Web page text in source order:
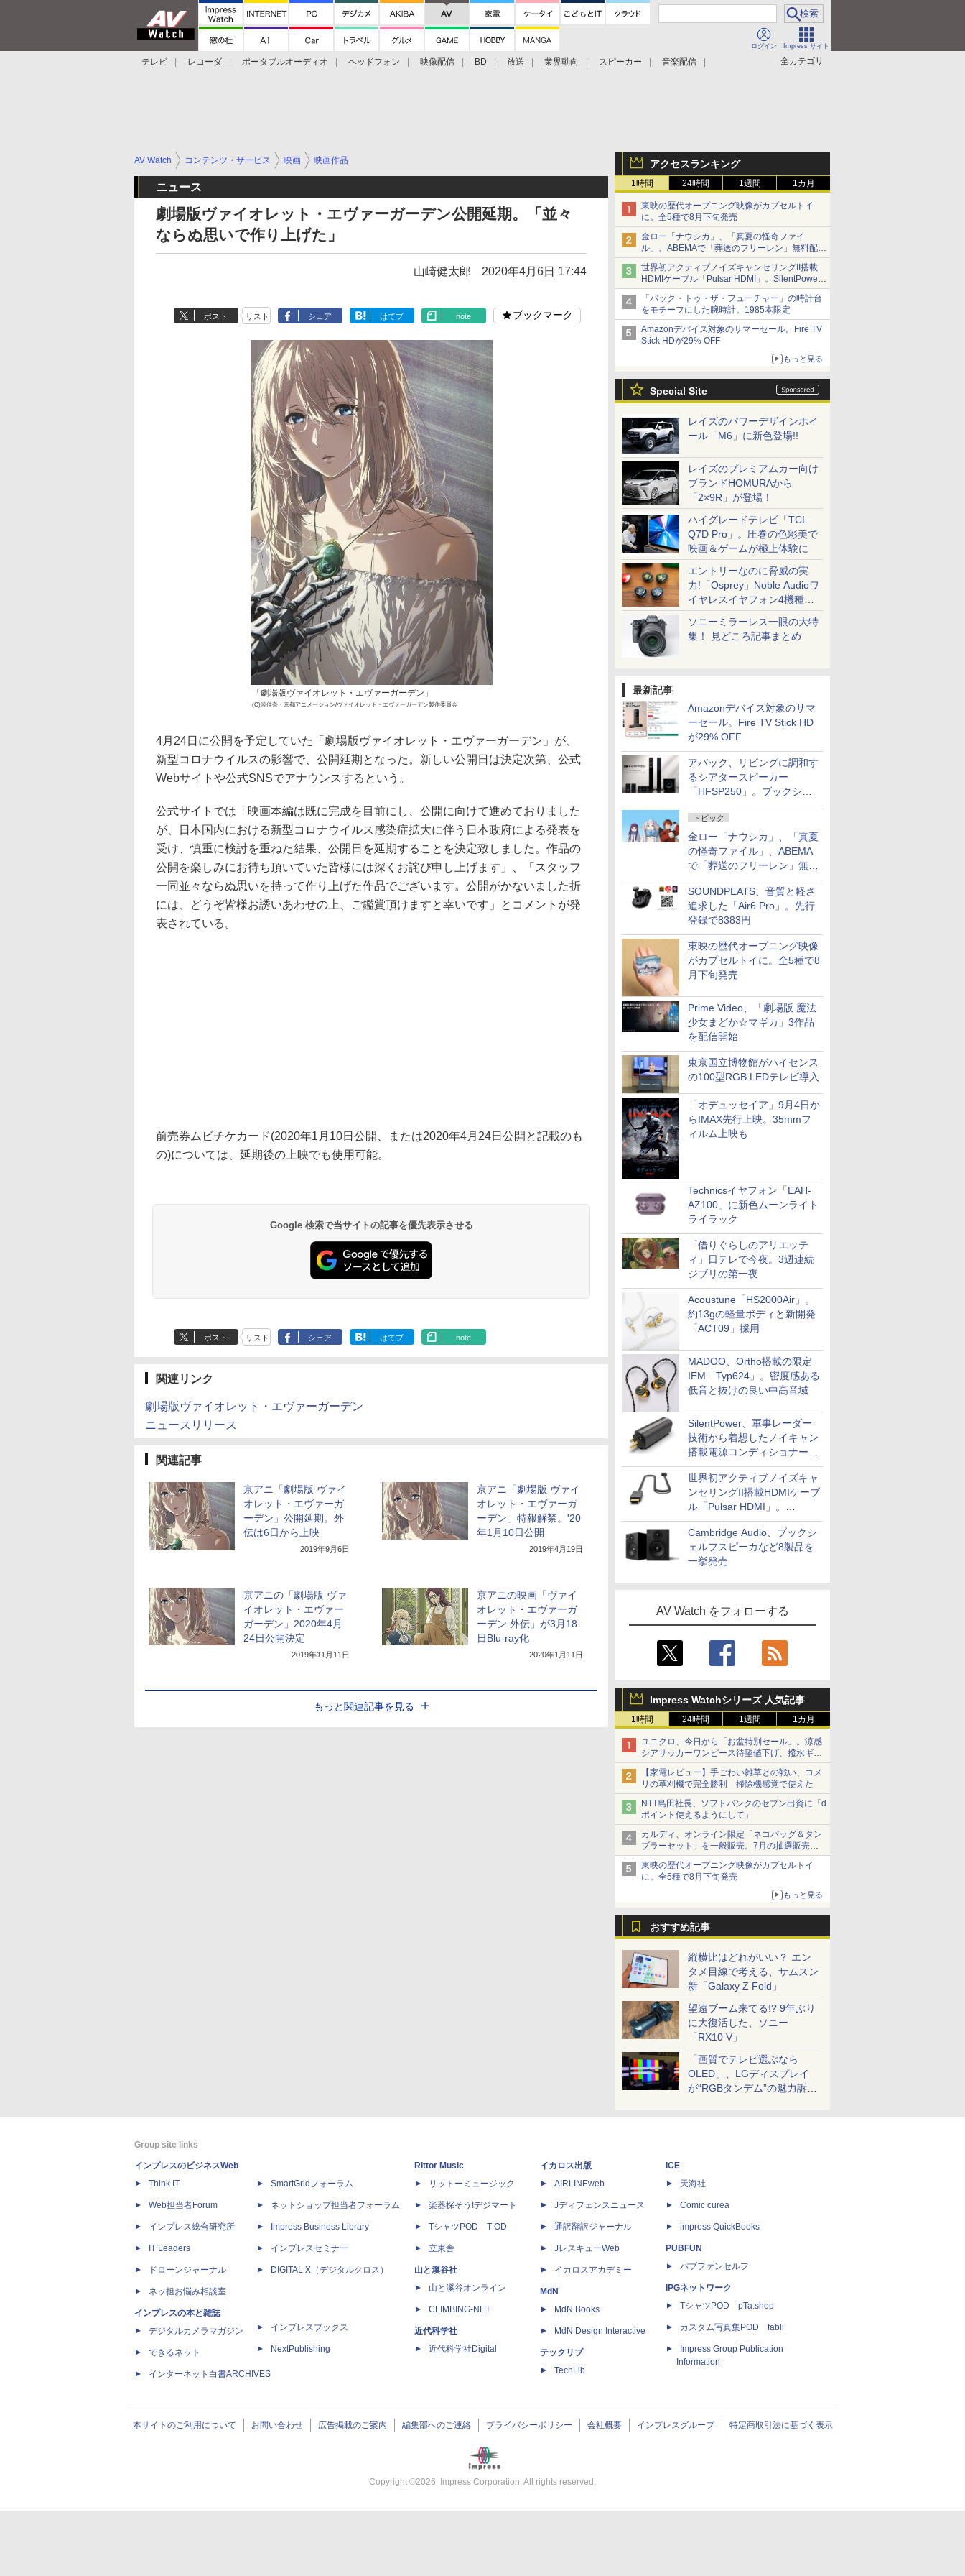
ログイン Impress サイト
全カテゴリ
テレビ レコーダ ポータブルオーディオ ヘッドフォン 映像配信 BD 放送 業界動向 スピーカー
音楽配信
アクセスランキング
1時間 24時間 1週間 1カ月
東映の歴代オープニング映像がカプセルトイ
に。全5種で8月下旬発売
金ロー「ナウシカ」、「真夏の怪奇ファイ
ル」、ABEMAで「葬送のフリーレン」無料配信
など。夏の特番・配信情報
世界初アクティブノイズキャンセリングII搭載
HDMIケーブル「Pulsar HDMI」。SilentPower
から
「バック・トゥ・ザ・フューチャー」の時計台
をモチーフにした腕時計。1985本限定
Amazonデバイス対象のサマーセール。Fire TV
Stick HDが29% OFF
もっと見る
Special Site
レイズのパワーデザインホイ
ール「M6」に新色登場!!
レイズのプレミアムカー向け
ブランドHOMURAから
「2×9R」が登場！
ハイグレードテレビ「TCL
Q7D Pro」。圧巻の色彩美で
映画＆ゲームが極上体験に
エントリーなのに脅威の実
力!「Osprey」Noble Audioワ
イヤレスイヤフォン4機種を
一気に聴く
ソニーミラーレス一眼の大特
集！ 見どころ記事まとめ
最新記事
Amazonデバイス対象のサマ
ーセール。Fire TV Stick HD
が29% OFF
アバック、リビングに調和す
るシアタースピーカー
「HFSP250」。ブックシェ
ルフはペア3万円以下
トピック
金ロー「ナウシカ」、「真夏
の怪奇ファイル」、ABEMA
で「葬送のフリーレン」無料
配信など。夏の特番・配信情
報
SOUNDPEATS、音質と軽さ
追求した「Air6 Pro」。先行
登録で8383円
東映の歴代オープニング映像
がカプセルトイに。全5種で8
月下旬発売
Prime Video、「劇場版 魔法
少女まどか☆マギカ」3作品
を配信開始
東京国立博物館がハイセンス
の100型RGB LEDテレビ導入
「オデュッセイア」9月4日か
らIMAX先行上映。35mmフ
ィルム上映も
Technicsイヤフォン「EAH-
AZ100」に新色ムーンライト
ライラック
「借りぐらしのアリエッテ
ィ」日テレで今夜。3週連続
ジブリの第一夜
Acoustune「HS2000Air」。
約13gの軽量ボディと新開発
「ACT09」採用
MADOO、Ortho搭載の限定
IEM「Typ624」。密度感ある
低音と抜けの良い中高音域
SilentPower、軍事レーダー
技術から着想したノイキャン
搭載電源コンディショナー
「AC iPurifier2」
世界初アクティブノイズキャ
ンセリングII搭載HDMIケーブ
ル「Pulsar HDMI」。
SilentPowerから
Cambridge Audio、ブックシ
ェルフスピーカなど8製品を
一挙発売
AV Watch をフォローする
Impress Watchシリーズ 人気記事
1時間 24時間 1週間 1カ月
ユニクロ、今日から「お盆特別セール」。涼感
シアサッカーワンピース待望値下げ、撥水ギア
ショーツは1990円に
【家電レビュー】手ごわい雑草との戦い、コメ
リの草刈機で完全勝利 掃除機感覚で使えた
NTT島田社長、ソフトバンクのセブン出資に「d
ポイント使えるようにして」
カルディ、オンライン限定「ネコバッグ＆タン
ブラーセット」を一般販売。7月の抽選販売の
当選無効分
東映の歴代オープニング映像がカプセルトイ
に。全5種で8月下旬発売
もっと見る
おすすめ記事
縦横比はどれがいい？ エン
タメ目線で考える、サムスン
新「Galaxy Z Fold」
望遠ブーム来てる!? 9年ぶり
に大復活した、ソニー
「RX10 V」
「画質でテレビ選ぶなら
OLED」、LGディスプレイ
が“RGBタンデム”の魅力訴
AV Watch コンテンツ・サービス 映画 映画作品
ニュース
劇場版ヴァイオレット・エヴァーガーデン公開延期。「並々
ならぬ思いで作り上げた」
山崎健太郎 2020年4月6日 17:44
ポスト リスト シェア はてブ note ブックマーク
「劇場版ヴァイオレット・エヴァーガーデン」
(C)暁佳奈・京都アニメーション/ヴァイオレット・エヴァーガーデン製作委員会
4月24日に公開を予定していた「劇場版ヴァイオレット・エヴァーガーデン」が、
新型コロナウイルスの影響で、公開延期となった。新しい公開日は決定次第、公式
Webサイトや公式SNSでアナウンスするという。
公式サイトでは「映画本編は既に完成を目前にし、公開に向けて進めておりました
が、日本国内における新型コロナウイルス感染症拡大に伴う日本政府による発表を
受け、慎重に検討を重ねた結果、公開日を延期することを決定致しました。作品の
公開を楽しみにお待ち頂いていた皆様には深くお詫び申し上げます」、「スタッフ
一同並々ならぬ思いを持って作り上げた作品でございます。公開がかないました折
には、どうぞ皆様お誘いあわせの上、ご鑑賞頂けますと幸いです」とコメントが発
表されている。
前売券ムビチケカード(2020年1月10日公開、または2020年4月24日公開と記載のも
の)については、延期後の上映でも使用可能。
Google 検索で当サイトの記事を優先表示させる
ポスト リスト シェア はてブ note
関連リンク
劇場版ヴァイオレット・エヴァーガーデン
ニュースリリース
関連記事
京アニ「劇場版 ヴァイ
オレット・エヴァーガ
ーデン」公開延期。外
伝は6日から上映
2019年9月6日
京アニ「劇場版 ヴァイ
オレット・エヴァーガ
ーデン」特報解禁。'20
年1月10日公開
2019年4月19日
京アニの「劇場版 ヴァ
イオレット・エヴァー
ガーデン」2020年4月
24日公開決定
2019年11月11日
京アニの映画「ヴァイ
オレット・エヴァーガ
ーデン 外伝」が3月18
日Blu-ray化
2020年1月11日
もっと関連記事を見る
Group site links
インプレスのビジネスWeb
Think IT
Web担当者Forum
インプレス総合研究所
IT Leaders
ドローンジャーナル
ネッ担お悩み相談室
インプレスの本と雑誌
デジタルカメラマガジン
できるネット
インターネット白書ARCHIVES
SmartGridフォーラム
ネットショップ担当者フォーラム
Impress Business Library
インプレスセミナー
DIGITAL X（デジタルクロス）
インプレスブックス
NextPublishing
Rittor Music
リットーミュージック
楽器探そう!デジマート
TシャツPOD T-OD
立東舎
山と溪谷社
山と溪谷オンライン
CLIMBING-NET
近代科学社
近代科学社Digital
イカロス出版
AIRLINEweb
Jディフェンスニュース
通訳翻訳ジャーナル
JレスキューWeb
イカロスアカデミー
MdN
MdN Books
MdN Design Interactive
テックリブ
TechLib
ICE
天海社
Comic curea
impress QuickBooks
PUBFUN
パブファンセルフ
IPGネットワーク
TシャツPOD pTa.shop
カスタム写真集POD fabli
Impress Group Publication
Information
本サイトのご利用について お問い合わせ 広告掲載のご案内 編集部へのご連絡 プライバシーポリシー 会社概要 インプレスグループ 特定商取引法に基づく表示
Copyright ©2026 Impress Corporation. All rights reserved.